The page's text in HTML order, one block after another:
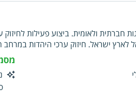
חברתית ולאומית. ביצוע פעילות
לארץ ישראל. חיזוק ערכי היהדות במרחב